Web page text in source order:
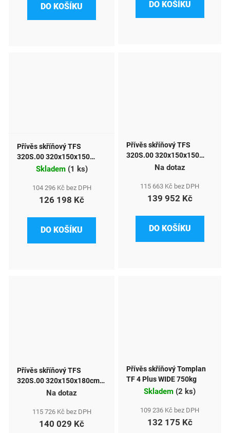
DO KOŠÍKU DO KOŠÍKU
Přívěs skříňový TFS
320S.00 320x150x150
750kg okna+dveře
Skladem (1 ks)
104 296 Kč bez DPH
126 198 Kč
DO KOŠÍKU
Přívěs skříňový TFS
320S.00 320x150x150
750kg okna+dveře zadní
Na dotaz
115 663 Kč bez DPH
139 952 Kč
DO KOŠÍKU
Přívěs skříňový TFS
320S.00 320x150x180cm
750kg XL okna+dveře
Na dotaz
115 726 Kč bez DPH
140 029 Kč
Přívěs skříňový Tomplan
TF 4 Plus WIDE 750kg
Skladem (2 ks)
109 236 Kč bez DPH
132 175 Kč